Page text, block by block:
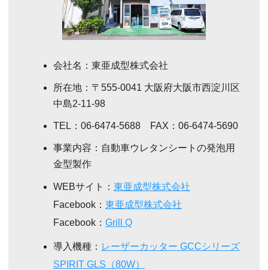
会社名：東亜成型株式会社
所在地：〒555-0041 大阪府大阪市西淀川区
中島2-11-98
TEL：06-6474-5688 FAX：06-6474-5690
事業内容：自動車ウレタンシートの発泡用
金型製作
WEBサイト： 東亜成型株式会社
Facebook： 東亜成型株式会社
Facebook： Grill Q
導入機種： レーザーカッター GCCシリーズ
SPIRIT GLS（80W）